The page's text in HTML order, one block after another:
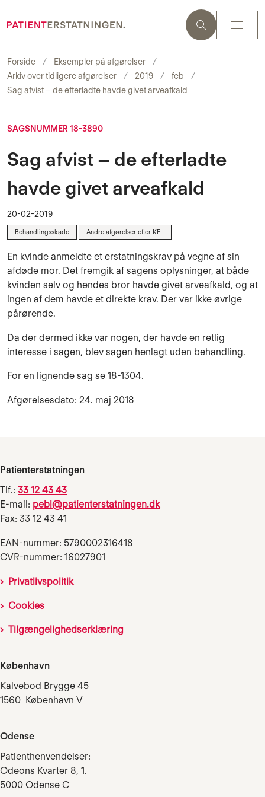
Forside
Eksempler på afgørelser
Arkiv over tidligere afgørelser
2019
feb
Sag afvist – de efterladte havde givet arveafkald
SAGSNUMMER 18-3890
Sag afvist – de efterladte
havde givet arveafkald
20-02-2019
Behandlingsskade Andre afgørelser efter KEL
En kvinde anmeldte et erstatningskrav på vegne af sin
afdøde mor. Det fremgik af sagens oplysninger, at både
kvinden selv og hendes bror havde givet arveafkald, og at
ingen af dem havde et direkte krav. Der var ikke øvrige
pårørende.
Da der dermed ikke var nogen, der havde en retlig
interesse i sagen, blev sagen henlagt uden behandling.
For en lignende sag se 18-1304.
Afgørelsesdato: 24. maj 2018
Patienterstatningen
Tlf.: 33 12 43 43
E-mail: pebl@patienterstatningen.dk
Fax: 33 12 43 41
EAN-nummer: 5790002316418
CVR-nummer: 16027901
Privatlivspolitik
Cookies
Tilgængelighedserklæring
København
Kalvebod Brygge 45
1560 København V
Odense
Patienthenvendelser:
Odeons Kvarter 8, 1.
5000 Odense C